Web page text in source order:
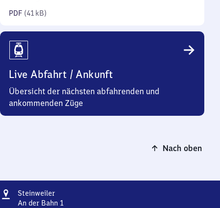
PDF (41 kB)
Live Abfahrt / Ankunft
Übersicht der nächsten abfahrenden und
ankommenden Züge
Nach oben
Adresse
SteinweilerSteinweiler
An der Bahn 1